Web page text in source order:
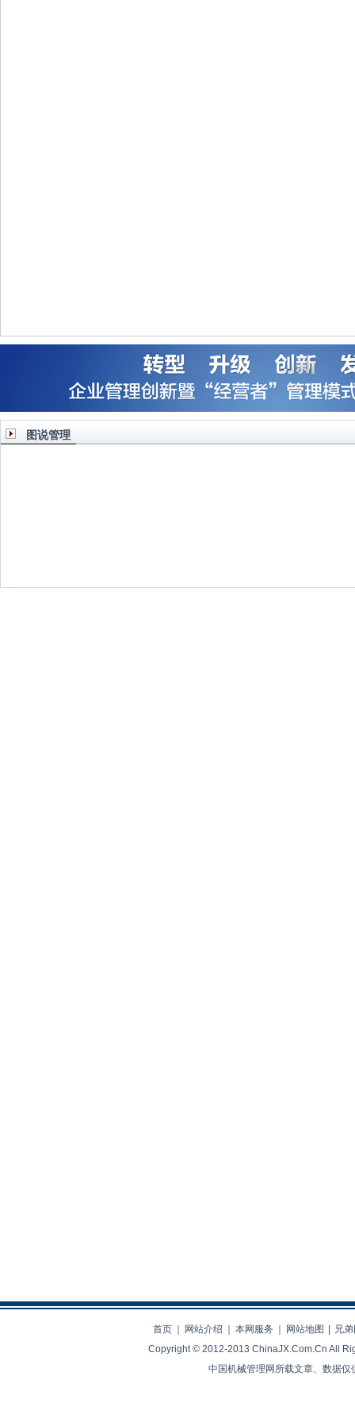
图说管理
首页 ｜ 网站介绍 ｜ 本网服务 ｜ 网站地图 | 兄
Copyright © 2012-2013 ChinaJX.Com.Cn All
中国机械管理网所载文章、数据